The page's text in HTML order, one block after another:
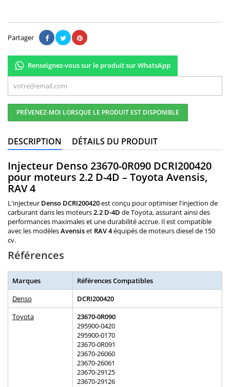
Partager
Renseignez-vous sur le produit sur WhatsApp
PRÉVENEZ-MOI LORSQUE LE PRODUIT EST DISPONIBLE
DESCRIPTION DÉTAILS DU PRODUIT
Injecteur Denso 23670-0R090 DCRI200420
pour moteurs 2.2 D-4D – Toyota Avensis,
RAV 4
L'injecteur Denso DCRI200420est conçu pour optimiser l'injection de
carburant dans les moteurs2.2 D-4D de Toyota, assurant ainsi des
performances maximales et une durabilité accrue. Il est compatible
avec les modèlesAvensiset RAV 4équipés de moteurs diesel de 150
cv.
Références
Marques
Références Compatibles
Denso
DCRI200420
Toyota
23670-0R090
295900-0420
295900-0170
23670-0R091
23670-26060
23670-26061
23670-29125
23670-29126